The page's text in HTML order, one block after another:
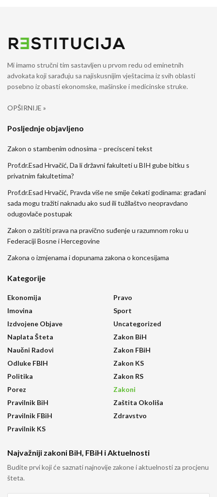
Mi imamo stručni tim sastavljen u prvom redu od eminetnih
advokata koji sarađuju sa najiskusnijim vještacima iz svih oblasti
posebno iz obasti ekonomske, mašinske i medicinske struke.
OPŠIRNIJE »
Posljednje objavljeno
Zakon o stambenim odnosima – precisceni tekst
Prof.dr.Esad Hrvačić, Da li državni fakulteti u BIH gube bitku s
privatnim fakultetima?
Prof.dr.Esad Hrvačić, Pravda više ne smije čekati godinama: građani
sada mogu tražiti naknadu ako sud ili tužilaštvo neopravdano
odugovlače postupak
Zakon o zaštiti prava na pravično suđenje u razumnom roku u
Federaciji Bosne i Hercegovine
Zakona o izmjenama i dopunama zakona o koncesijama
Kategorije
Ekonomija
Imovina
Izdvojene Objave
Naplata Šteta
Naučni Radovi
Odluke FBIH
Politika
Porez
Pravilnik BiH
Pravilnik FBiH
Pravilnik KS
Pravo
Sport
Uncategorized
Zakon BiH
Zakon FBiH
Zakon KS
Zakon RS
Zakoni
Zaštita Okoliša
Zdravstvo
Najvažniji zakoni BiH, FBiH i Aktuelnosti
Budite prvi koji će saznati najnovije zakone i aktuelnosti za procjenu
šteta.